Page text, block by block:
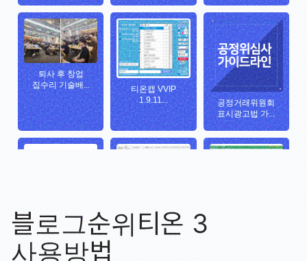
블로그순위티온 3
사용방법